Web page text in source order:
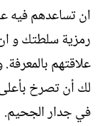
ان تساعدهم فيه
رمزية سلطتك و
علاقتهم
لك أن تصرخ
في جدار الجحيم.